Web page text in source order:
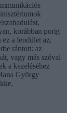
korábban porig
a lendület az,
rántott: az
vagy más szóval
a kezeléséhez
György